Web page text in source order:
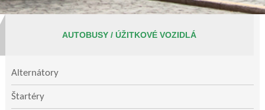
AUTOBUSY / ÚŽITKOVÉ VOZIDLÁ
Alternátory
Štartéry